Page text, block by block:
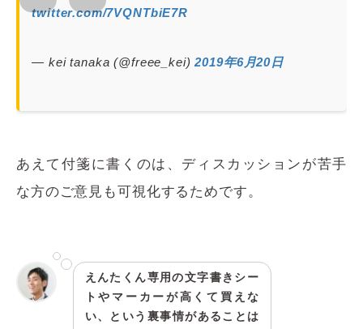
twitter.com/7VQNTbiE7R
— kei tanaka (@freee_kei)2019年6月20日
あえて付箋に書くのは、ディスカッションが苦手
な方のご意見も可視化するためです。
えんたくん専用の文字書きシー
トやマーカーが高くて買えな
い、という裏事情があることは